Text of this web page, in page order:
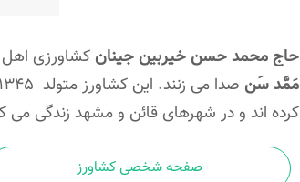
حاج محمد حسن خیربین جینان کشاورزی
مَمَّد سَن صدا می زنند.
کرده اند و در شهرهای قائن و مشهد زندگی می
صفحه شخصی کشاورز